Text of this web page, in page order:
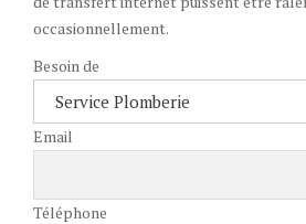
occasionnellement.
Besoin de
Email
Téléphone